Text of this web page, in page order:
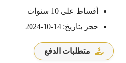
أقساط على 10 سنوات
حجز بتاريخ: 14-10-2024
متطلبات الدفع